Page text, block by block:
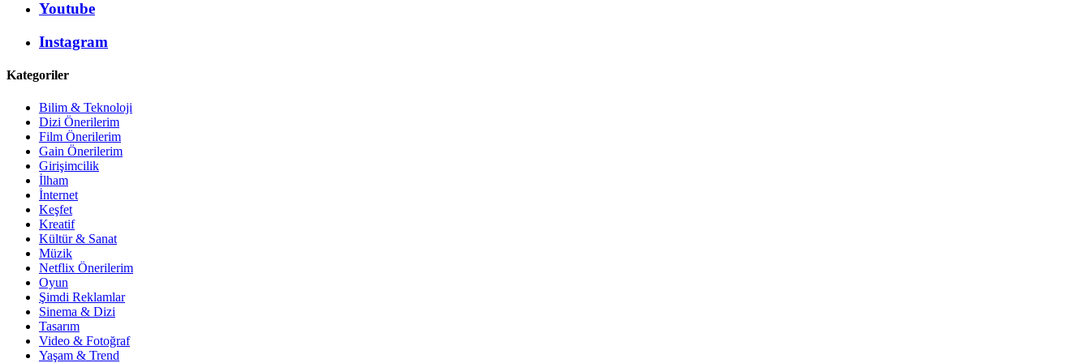
Youtube
Instagram
Kategoriler
Bilim & Teknoloji
Dizi Önerilerim
Film Önerilerim
Gain Önerilerim
Girişimcilik
İlham
İnternet
Keşfet
Kreatif
Kültür & Sanat
Müzik
Netflix Önerilerim
Oyun
Şimdi Reklamlar
Sinema & Dizi
Tasarım
Video & Fotoğraf
Yaşam & Trend